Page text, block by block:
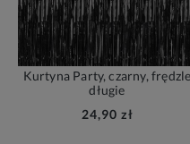
Kurtyna Party, czarny, frędzle
długie
24,90 zł